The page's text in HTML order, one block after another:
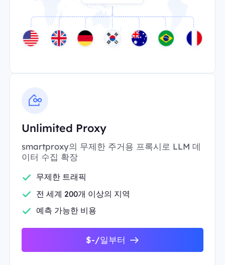
Unlimited Proxy
smartproxy의 무제한 주거용 프록시로 LLM 데
이터 수집 확장
무제한 트래픽
전 세계 200개 이상의 지역
예측 가능한 비용
$-/일부터